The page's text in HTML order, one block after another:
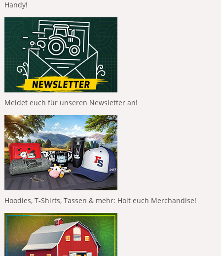
Handy!
Meldet euch für unseren Newsletter an!
Hoodies, T-Shirts, Tassen & mehr: Holt euch Merchandise!